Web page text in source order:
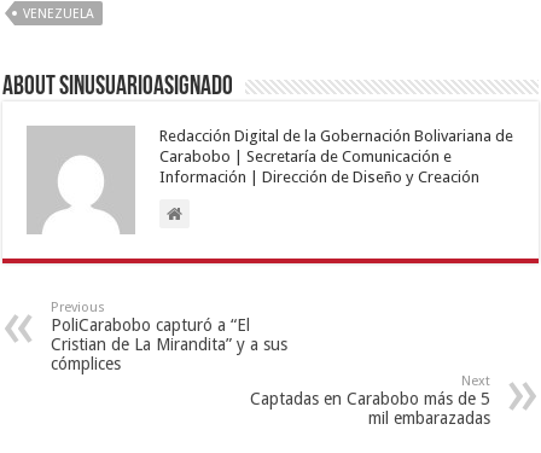
VENEZUELA
About sinusuarioasignado
Redacción Digital de la Gobernación Bolivariana de
Carabobo | Secretaría de Comunicación e
Información | Dirección de Diseño y Creación
Previous
PoliCarabobo capturó a “El
Cristian de La Mirandita” y a sus
cómplices
Next
Captadas en Carabobo más de 5
mil embarazadas